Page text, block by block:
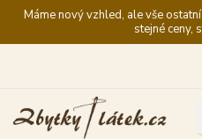
Máme nový vzhled, ale vše
stejné ceny,